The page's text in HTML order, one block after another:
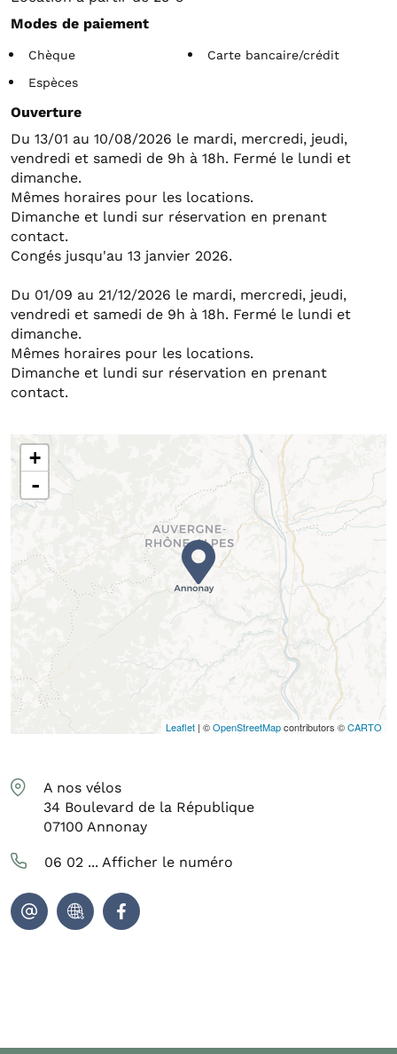
Modes de paiement
Chèque
Carte bancaire/crédit
Espèces
Ouverture
Du 13/01 au 10/08/2026 le mardi, mercredi, jeudi,
vendredi et samedi de 9h à 18h. Fermé le lundi et
dimanche.
Mêmes horaires pour les locations.
Dimanche et lundi sur réservation en prenant
contact.
Congés jusqu'au 13 janvier 2026.
Du 01/09 au 21/12/2026 le mardi, mercredi, jeudi,
vendredi et samedi de 9h à 18h. Fermé le lundi et
dimanche.
Mêmes horaires pour les locations.
Dimanche et lundi sur réservation en prenant
contact.
+
-
Leaflet | ©OpenStreetMapcontributors ©CARTO
A nos vélos
34 Boulevard de la République
07100 Annonay
06 02 ... Afficher le numéro